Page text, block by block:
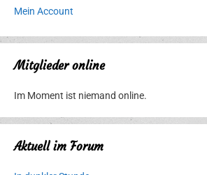
Mein Account
Mitglieder online
Im Moment ist niemand online.
Aktuell im Forum